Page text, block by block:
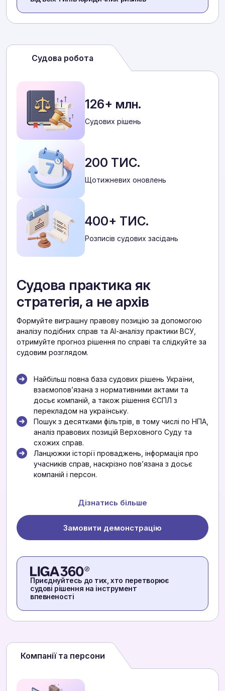
Судова робота
126+ млн.
Cудових рішень
200 ТИС.
Щотижневих оновлень
400+ ТИС.
Розписів судових засідань
Судова практика як
стратегія, а не архів
Формуйте виграшну правову позицію за допомогою
аналізу подібних справ та АІ-аналізу практики ВСУ,
отримуйте прогноз рішення по справі та слідкуйте за
судовим розглядом.
Найбільш повна база судових рішень України,
взаємоповʼязана з нормативними актами та
досьє компаній, а також рішення ЄСПЛ з
перекладом на українську.
Пошук з десятками фільтрів, в тому числі по НПА,
аналіз правових позицій Верховного Суду та
схожих справ.
Ланцюжки історії проваджень, інформація про
учасників справ, наскрізно повʼязана з досьє
компаній і персон.
Дізнатись більше
Замовити демонстрацію
Приєднуйтесь до тих, хто перетворює
судові рішення на інструмент
впевненості
Компанії та персони